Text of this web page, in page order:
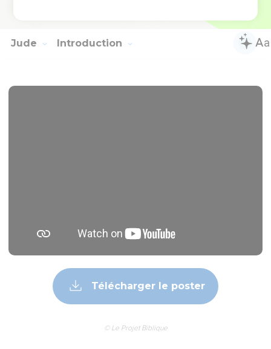
Jude Introduction
Télécharger le poster
© Le Projet Biblique